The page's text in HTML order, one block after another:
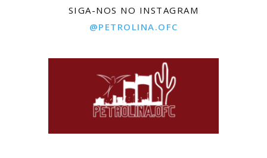
SIGA-NOS NO INSTAGRAM
@PETROLINA.OFC